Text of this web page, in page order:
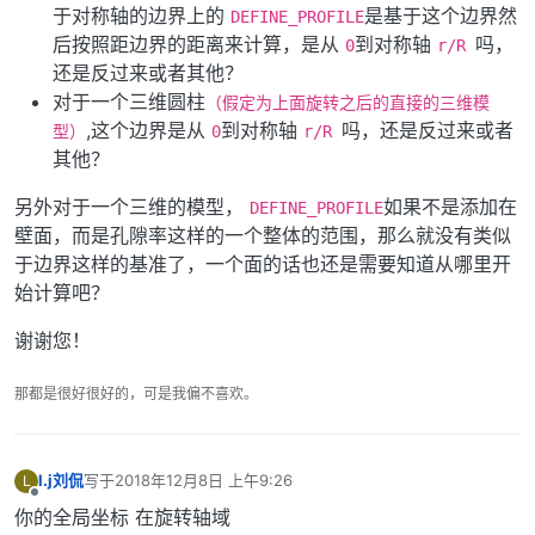
于对称轴的边界上的 DEFINE_PROFILE是基于这个边界然
后按照距边界的距离来计算，是从 0到对称轴 r/R 吗，
还是反过来或者其他？
对于一个三维圆柱 （假定为上面旋转之后的直接的三维模
型） ,这个边界是从 0到对称轴 r/R 吗，还是反过来或者
其他？
另外对于一个三维的模型，
DEFINE_PROFILE如果不是添加在
壁面，而是孔隙率这样的一个整体的范围，那么就没有类似
于边界这样的基准了，一个面的话也还是需要知道从哪里开
始计算吧？
谢谢您！
那都是很好很好的，可是我偏不喜欢。
L
离线
l.j刘侃写于2018年12月8日 上午9:26
最后由 编辑
你的全局坐标 在旋转轴域